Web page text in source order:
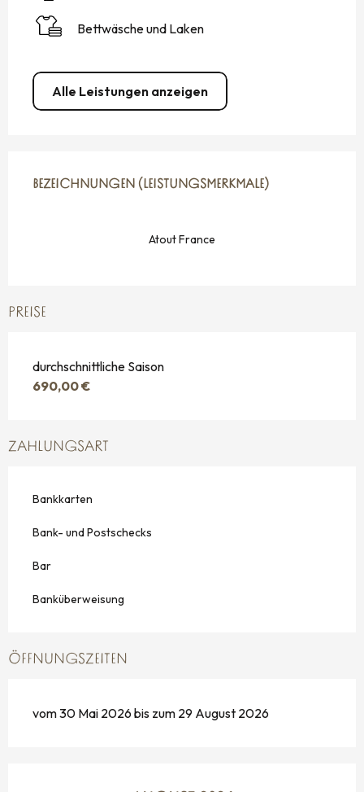
Bettwäsche und Laken
Alle Leistungen anzeigen
BEZEICHNUNGEN (LEISTUNGSMERKMALE)
BEZEICHNUNGEN (LEISTUNGSMERKMALE)
Atout France
PREISE
durchschnittliche Saison
690,00 €
ZAHLUNGSART
Bankkarten
Bank- und Postschecks
Bar
Banküberweisung
ÖFFNUNGSZEITEN
vom 30 Mai 2026 bis zum 29 August 2026